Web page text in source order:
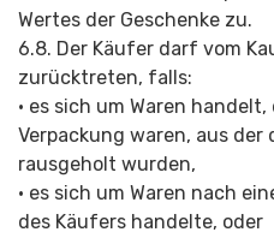
Wertes der Geschenke zu.
6.8. Der Käufer darf vom
zurücktreten, falls:
• es sich um Waren
Verpackung waren, aus der
rausgeholt wurden,
• es sich um Waren nach
des Käufers handelte, oder